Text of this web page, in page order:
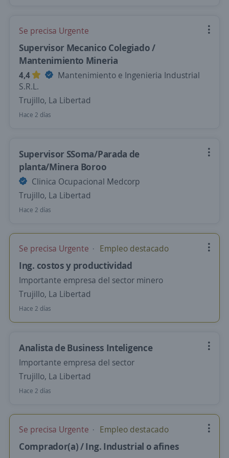
Se precisa Urgente
Supervisor Mecanico Colegiado /
Mantenimiento Mineria
4,4
Mantenimiento e Ingenieria Industrial
S.R.L.
Trujillo, La Libertad
Hace 2 días
Supervisor SSoma/Parada de
planta/Minera Boroo
Clinica Ocupacional Medcorp
Trujillo, La Libertad
Hace 2 días
Se precisa Urgente Empleo destacado
Ing. costos y productividad
Importante empresa del sector minero
Trujillo, La Libertad
Hace 2 días
Analista de Business Inteligence
Importante empresa del sector
Trujillo, La Libertad
Hace 2 días
Se precisa Urgente Empleo destacado
Comprador(a) / Ing. Industrial o afines